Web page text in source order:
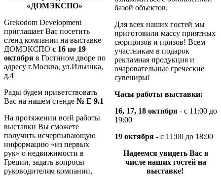
«ДОМЭКСПО»
Grekodom Development
приглашает Вас посетить
стенд компании на выставке
ДОМЭКСПО с 16 по 19
октября в Гостином дворе по
адресу г.Москва, ул.Ильинка,
д.4
Рады будем приветствовать
Вас на нашем стенде № Е 9.1
На протяжении всей работы
выставки Вы сможете
получить исчерпывающую
информацию «из первых
рук» о недвижимости в
Греции, задать вопросы
руководителям компании,
базой объектов.
Для всех наших гостей мы
приготовили массу приятных
сюрпризов и призов! Всем
участникам в подарок
рекламная продукция и
очаровательные греческие
сувениры!
Часы работы выставки:
16, 17, 18 октября - с 11:00 до
19:00
19 октября - с 11:00 до 18:00
Надеемся увидеть Вас в
числе наших гостей на
выставке!